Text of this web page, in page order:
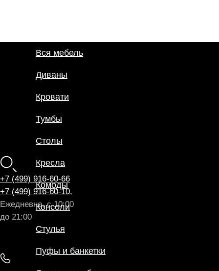
+7 (499) 916-60-10,
Ежедневно, с 10:00
до 21:00
Контакты
Монтаж
Оплата и доставка
БФ Возрождение
Блог
О нас
Мебель
Офисная мебель
Садовая мебель
Вся мебель
Диваны
Кровати
Тумбы
Столы
Кресла
Комоды
Консоли
Стулья
Пуфы и банкетки